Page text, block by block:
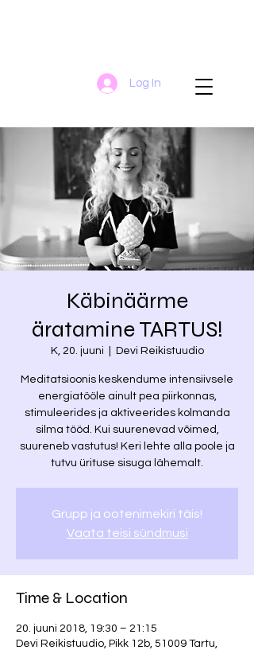
Log In
Käbinäärme
äratamine TARTUS!
K, 20. juuni Devi Reikistuudio
Meditatsioonis keskendume intensiivsele
energiatööle ainult pea piirkonnas,
stimuleerides ja aktiveerides kolmanda
silma tööd. Kui suurenevad võimed,
suureneb vastutus! Keri lehte alla poole ja
tutvu ürituse sisuga lähemalt.
Grupp ja ootenimekiri täis!
Vaata teisi sündmusi
Time & Location
20. juuni 2018, 19:30 – 21:15
Devi Reikistuudio, Pikk 12b, 51009 Tartu,